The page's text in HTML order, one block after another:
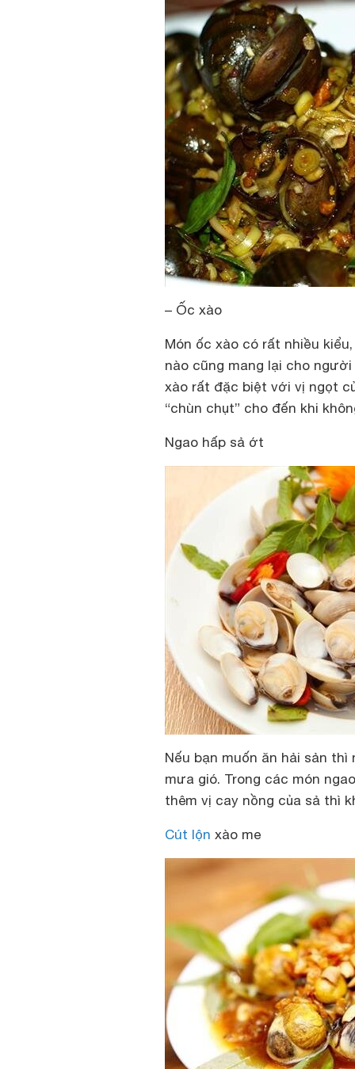
– Ốc xào
Món ốc xào có rất nhiều
nào cũng mang lại cho
xào rất đặc biệt với vị ngọt
“chùn chụt” cho đến khi
Ngao hấp sả ớt
Nếu bạn muốn ăn hải sản
mưa gió. Trong các món
thêm vị cay nồng của sả thì
Cút lộn xào me